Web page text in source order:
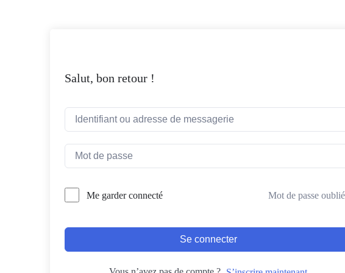
Salut, bon retour !
Me garder connecté Mot de passe
Se connecter